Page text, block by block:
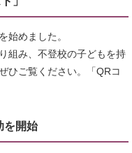
始めました。
組み、不登校の子どもを持
ひご覧ください。「QRコ
を開始